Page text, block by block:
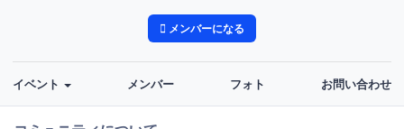
メンバーになる
イベント メンバー フォト お問い合わせ